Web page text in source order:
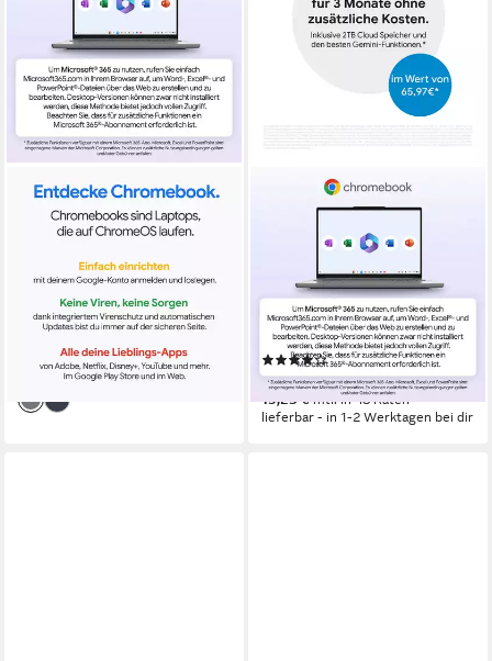
LENOVO
Chrome 15M8910
Chromebook
Bildschirmdiagonale
MediaTek Kompanio
Prozessor
Arbeitsspeicher
ab 376,01 €
18,68 €mtl. in 24 Raten
lieferbar in 4 Wochen
Chromebook Plus 2in1
14ITN10 Convertible
14 Zoll Bildschirmdiagonale
Intel Core 3 Prozessor
Intel Graphics Grafikkarte
(5)
524,53 €
15,23 €mtl. in 48 Raten
lieferbar - in 1-2 Werktagen bei dir